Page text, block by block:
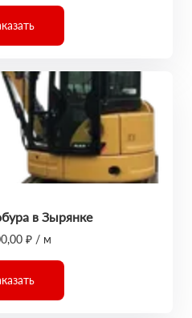
в Зырянке
₽ / м